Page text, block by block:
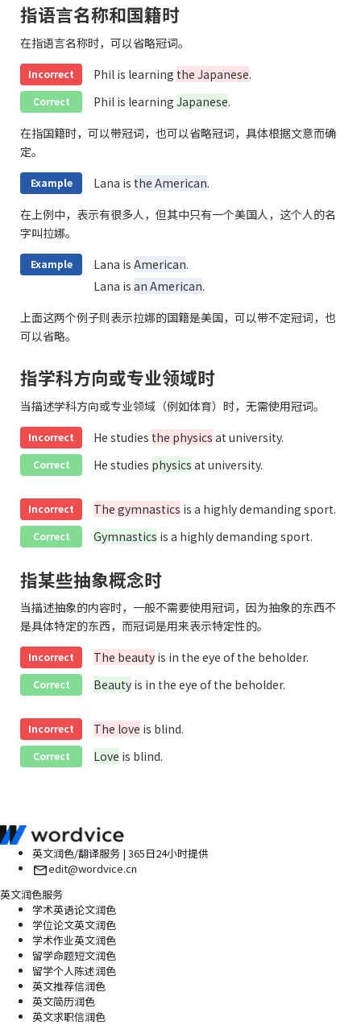
指语言名称和国籍时
在指语言名称时，可以省略冠词。
Incorrect Phil is learning the Japanese.
Correct Phil is learning Japanese.
在指国籍时，可以带冠词，也可以省略冠词，具体根据文意而确
定。
Example Lana is the American.
在上例中，表示有很多人，但其中只有一个美国人，这个人的名
字叫拉娜。
Example Lana is American.
Lana is an American.
上面这两个例子则表示拉娜的国籍是美国，可以带不定冠词，也
可以省略。
指学科方向或专业领域时
当描述学科方向或专业领域（例如体育）时，无需使用冠词。
Incorrect He studies the physics at university.
Correct He studies physics at university.
Incorrect The gymnastics is a highly demanding sport.
Correct Gymnastics is a highly demanding sport.
指某些抽象概念时
当描述抽象的内容时，一般不需要使用冠词，因为抽象的东西不
是具体特定的东西，而冠词是用来表示特定性的。
Incorrect The beauty is in the eye of the beholder.
Correct Beauty is in the eye of the beholder.
Incorrect The love is blind.
Correct Love is blind.
英文润色/翻译服务 | 365日24小时提供
edit@wordvice.cn
英文润色服务
学术英语论文润色
学位论文英文润色
学术作业英文润色
留学命题短文润色
留学个人陈述润色
英文推荐信润色
英文简历润色
英文求职信润色